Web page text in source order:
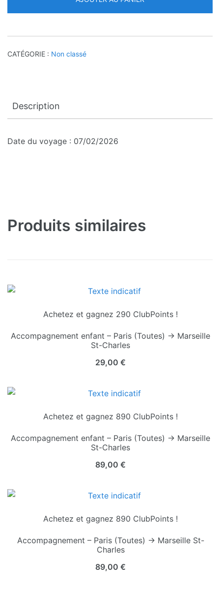
CATÉGORIE : Non classé
Description
Date du voyage : 07/02/2026
Produits similaires
Achetez et gagnez 290 ClubPoints !
Accompagnement enfant – Paris (Toutes) → Marseille
St-Charles
29,00 €
Achetez et gagnez 890 ClubPoints !
Accompagnement enfant – Paris (Toutes) → Marseille
St-Charles
89,00 €
Achetez et gagnez 890 ClubPoints !
Accompagnement – Paris (Toutes) → Marseille St-
Charles
89,00 €